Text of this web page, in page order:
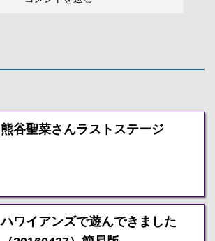
熊谷聖菜さんラストステージ
ハワイアンズで遊んできました